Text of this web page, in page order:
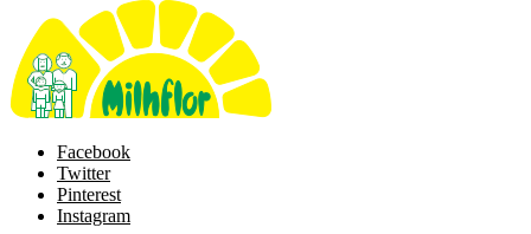
Facebook
Twitter
Pinterest
Instagram